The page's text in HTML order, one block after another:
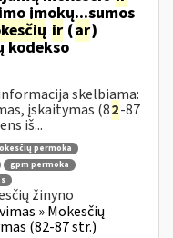
įmokų...sumos
ir (ar)
kodekso
skelbiama:
įskaitymas (82-87
iš...
permoka
gpm permoka
žinyno
» Mokesčių
(82-87 str.)